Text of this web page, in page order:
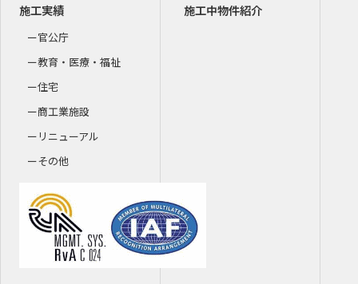
施工実績
官公庁
教育・医療・福祉
住宅
商工業施設
リニューアル
その他
施工中物件紹介